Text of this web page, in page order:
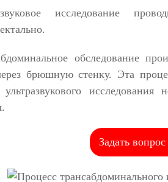
исследование
обследование
брюшную стенку. Эта
ультразвукового
Задать